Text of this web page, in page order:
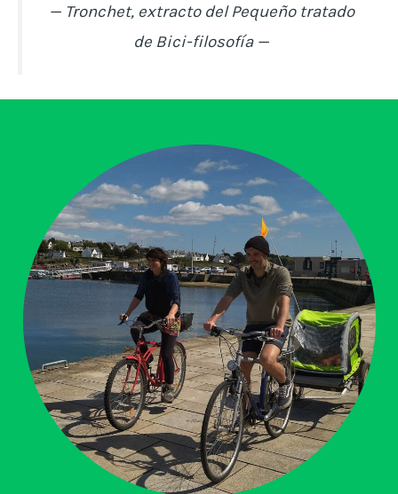
— Tronchet, extracto del Pequeño tratado
de Bici-filosofía —